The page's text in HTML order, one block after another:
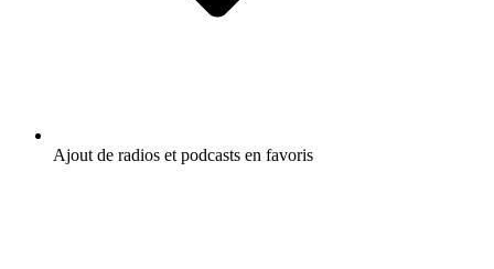
Ajout de radios et podcasts en favoris